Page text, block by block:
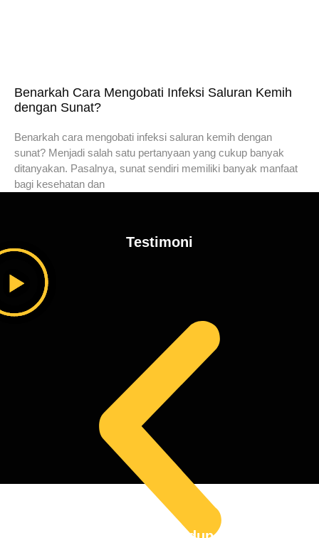
Benarkah Cara Mengobati Infeksi Saluran Kemih
dengan Sunat?
Benarkah cara mengobati infeksi saluran kemih dengan
sunat? Menjadi salah satu pertanyaan yang cukup banyak
ditanyakan. Pasalnya, sunat sendiri memiliki banyak manfaat
bagi kesehatan dan
Testimoni